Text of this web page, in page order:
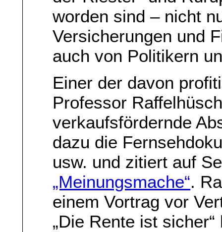
worden sind – nicht
Versicherungen und
auch von Politikern
Einer der davon
Professor
verkaufsfördernde
dazu die
usw. und zitiert auf
„Meinungsmache“.
einem Vortrag vor
„Die Rente ist